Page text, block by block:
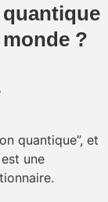
?
quantique”, et
une